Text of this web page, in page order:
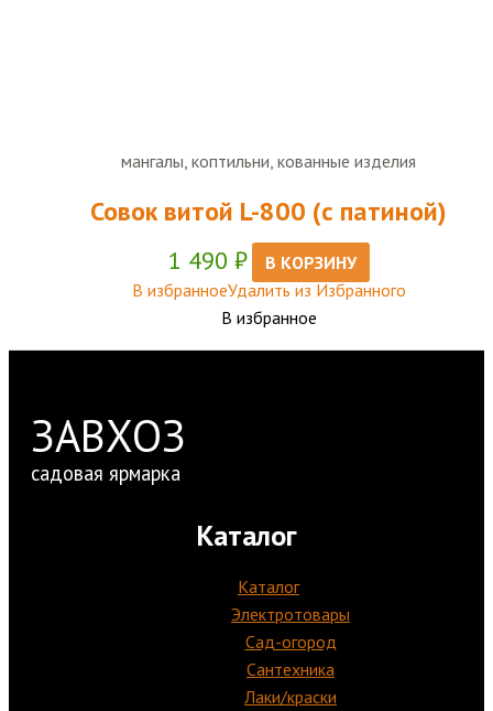
мангалы, коптильни, кованные изделия
Совок витой L-800 (с патиной)
1 490 ₽
В КОРЗИНУ
В избранноеУдалить из Избранного
В избранное
ЗАВХОЗ
садовая ярмарка
Каталог
Каталог
Электротовары
Сад-огород
Сантехника
Лаки/краски